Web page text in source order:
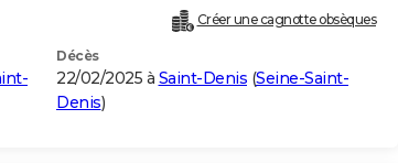
Créer une cagnotte obsèques
Décès
22/02/2025 à Saint-Denis (Seine-Saint-
Denis)